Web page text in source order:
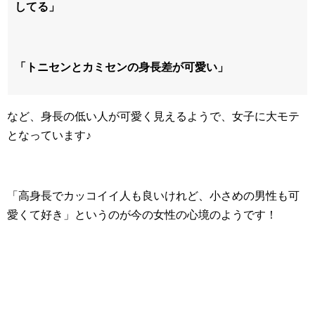
してる」
「トニセンとカミセンの身長差が可愛い」
など、身長の低い人が可愛く見えるようで、女子に大モテ
となっています♪
「高身長でカッコイイ人も良いけれど、小さめの男性も可
愛くて好き」というのが今の女性の心境のようです！